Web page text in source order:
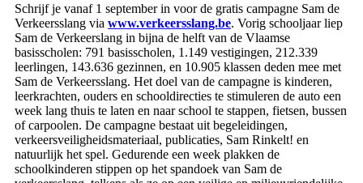
Schrijf je vanaf 1 september in voor de gratis campagne Sam de
Verkeersslang via www.verkeersslang.be. Vorig schooljaar liep
Sam de Verkeerslang in bijna de helft van de Vlaamse
basisscholen: 791 basisscholen, 1.149 vestigingen, 212.339
leerlingen, 143.636 gezinnen, en 10.905 klassen deden mee met
Sam de Verkeersslang. Het doel van de campagne is kinderen,
leerkrachten, ouders en schooldirecties te stimuleren de auto een
week lang thuis te laten en naar school te stappen, fietsen, bussen
of carpoolen. De campagne bestaat uit begeleidingen,
verkeersveiligheidsmateriaal, publicaties, Sam Rinkelt! en
natuurlijk het spel. Gedurende een week plakken de
schoolkinderen stippen op het spandoek van Sam de